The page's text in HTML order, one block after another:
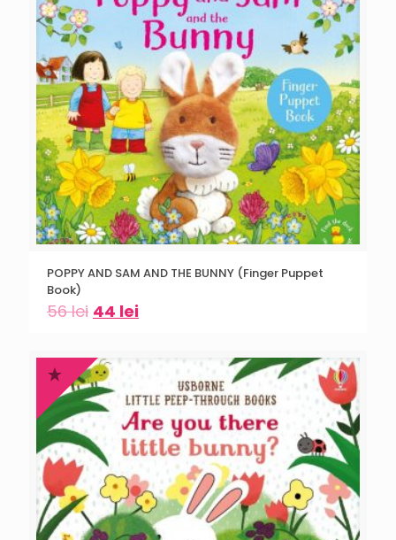
POPPY AND SAM AND THE BUNNY (Finger Puppet
Book)
56lei 44 lei